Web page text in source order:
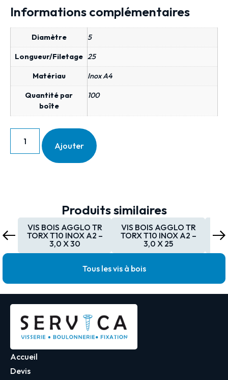
Informations complémentaires
Diamètre 5
Longueur/Filetage 25
Matériau Inox A4
Quantité par
boîte
100
Ajouter
Produits similaires
VIS BOIS AGGLO TR
TORX T10 INOX A2 –
3,0 X 30
VIS BOIS AGGLO TR
TORX T10 INOX A2 –
3,0 X 25
Tous les vis à bois
Accueil
Devis